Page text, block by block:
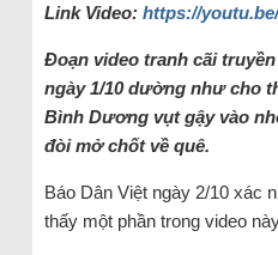
Link Video: https://
Đoạn video tranh cãi
ngày 1/10 dường như cho
Bình Dương vụt gậy vào
đòi mở chốt về quê.
Báo Dân Việt ngày 2/10 xác
thấy một phần trong video